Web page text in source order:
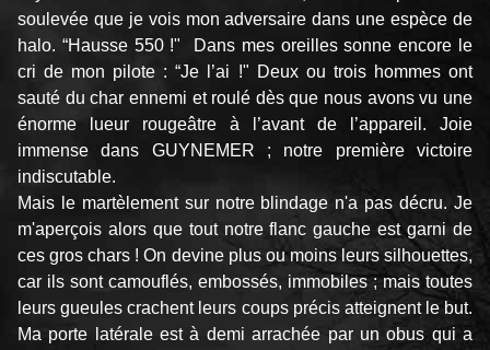
soulevée que je vois mon adversaire dans une espèce de
halo. “Hausse 550 !" Dans mes oreilles sonne encore le
cri de mon pilote : “Je l’ai !" Deux ou trois hommes ont
sauté du char ennemi et roulé dès que nous avons vu une
énorme lueur rougeâtre à l’avant de l’appareil. Joie
immense dans GUYNEMER ; notre première victoire
indiscutable.
Mais le martèlement sur notre blindage n'a pas décru. Je
m'aperçois alors que tout notre flanc gauche est garni de
ces gros chars ! On devine plus ou moins leurs silhouettes,
car ils sont camouflés, embossés, immobiles ; mais toutes
leurs gueules crachent leurs coups précis atteignent le but.
Ma porte latérale est à demi arrachée par un obus qui a